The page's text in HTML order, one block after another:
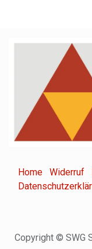
Home Widerruf
Copyright © SWG